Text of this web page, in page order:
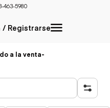
463-5980
/ Registrarse
a la venta-